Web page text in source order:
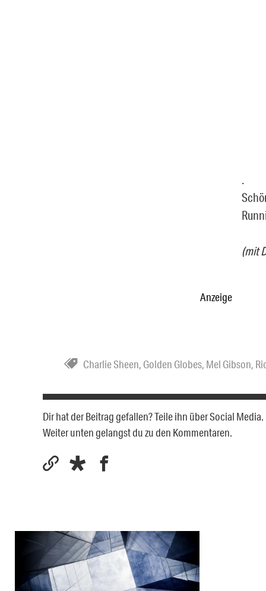
(mit
Anzeige
Charlie Sheen, Golden Globes, Mel Gibson,
Dir hat der Beitrag gefallen? Teile ihn über Social
Weiter unten gelangst du zu den Kommentaren.